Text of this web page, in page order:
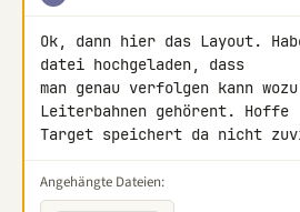
Ok, dann hier das Layout.
datei hochgeladen, dass
man genau verfolgen kann
Leiterbahnen gehörent. Hoffe
Target speichert da nicht
Angehängte Dateien: